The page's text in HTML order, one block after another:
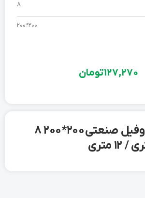
8
200*200
127,270تومان
آشنایی با پروفیل صنعتی 200*200 8